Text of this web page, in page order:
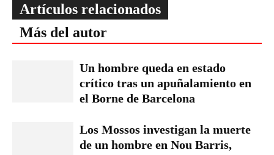
Artículos relacionados
Más del autor
Un hombre queda en estado
crítico tras un apuñalamiento en
el Borne de Barcelona
Los Mossos investigan la muerte
de un hombre en Nou Barris,